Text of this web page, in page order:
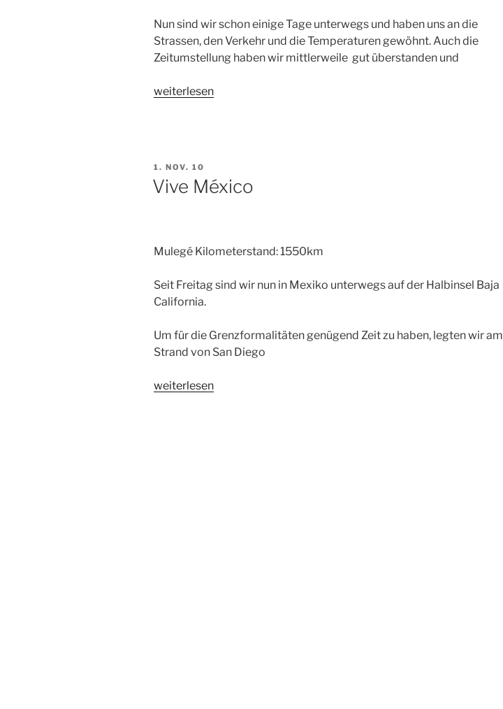
Nun sind wir schon einige Tage unterwegs und haben uns an die
Strassen, den Verkehr und die Temperaturen gewöhnt. Auch die
Zeitumstellung haben wir mittlerweile gut überstanden und
„Von
weiterlesen
VERÖFFENTLICHT
AM
1. NOV. 10
Vive México
Mulegé Kilometerstand: 1550km
Seit Freitag sind wir nun in Mexiko unterwegs auf der Halbinsel Baja
California.
Um für die Grenzformalitäten genügend Zeit zu haben, legten wir am
Strand von San Diego
„Vive
weiterlesen